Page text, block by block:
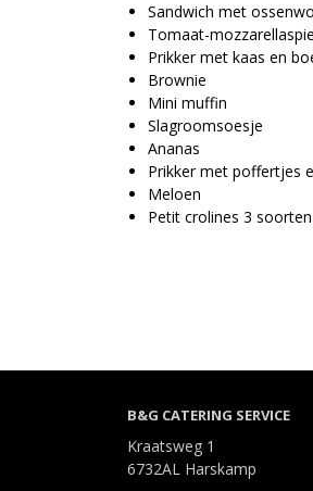
Sandwich met
Tomaat-
Prikker met kaas en
Brownie
Mini muffin
Slagroomsoesje
Ananas
Prikker met poffertjes
Meloen
Petit crolines 3
B&G CATERING SERVICE
Kraatsweg 1
6732AL Harskamp